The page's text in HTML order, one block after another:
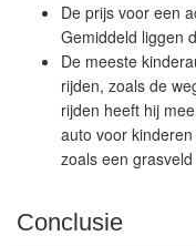
De prijs voor een
Gemiddeld liggen
De meeste
rijden, zoals de
rijden heeft hij
auto voor
zoals een
Conclusie